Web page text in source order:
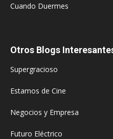
Cuando Duermes
Otros Blogs
Supergracioso
Estamos de Cine
Negocios y Empresa
Futuro Eléctrico